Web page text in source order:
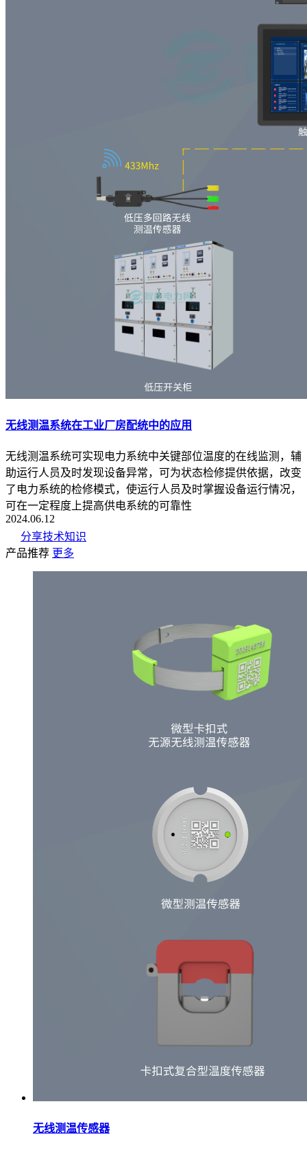
无线测温系统在工业厂房配统中的应用
无线测温系统可实现电力系统中关键部位温度的在线监测，辅
助运行人员及时发现设备异常，可为状态检修提供依据，改变
了电力系统的检修模式，使运行人员及时掌握设备运行情况，
可在一定程度上提高供电系统的可靠性
2024.06.12
分享技术知识
产品推荐 更多
无线测温传感器